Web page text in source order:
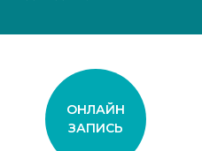
ОНЛАЙН
ЗАПИСЬ